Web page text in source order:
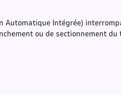
Automatique Intégrée)
ou de sectionnement